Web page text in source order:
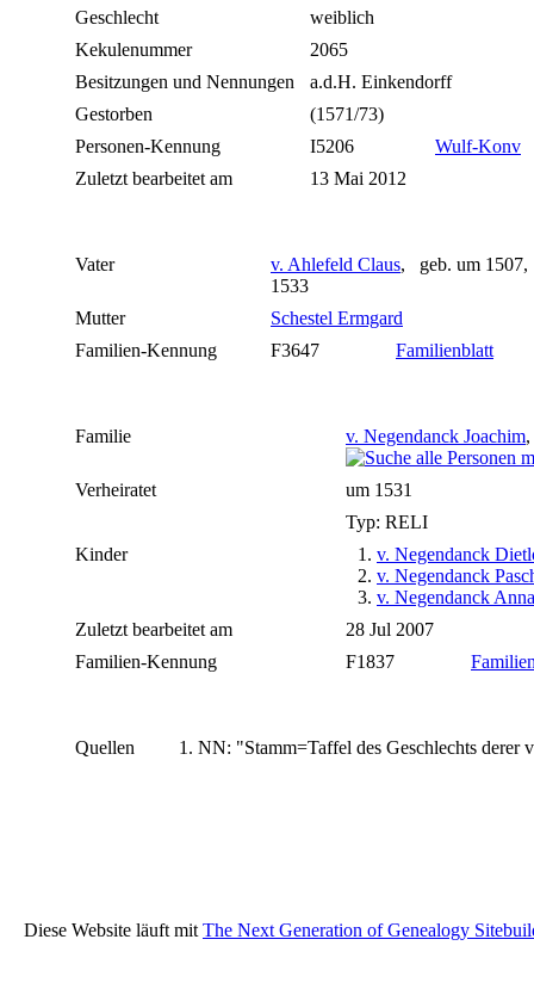
Geschlecht
weiblich
Kekulenummer
2065
Besitzungen und Nennungen
a.d.H. Einkendorff
Gestorben
(1571/73)
Personen-Kennung
I5206
Wulf-Konv
Zuletzt bearbeitet am
13 Mai 2012
Vater v. Ahlefeld Claus, geb. um
1533
Mutter
Schestel Ermgard
Familien-Kennung
F3647 Familienblatt
Familie v. Negendanck Joachim
Verheiratet
um 1531
Typ: RELI
Kinder
1. v. Negendanck
2. v. Negendanck
3. v. Negendanck Anna
Zuletzt bearbeitet am
28 Jul 2007
Familien-Kennung
F1837
Quellen NN: "Stamm=Taffel des Geschlechts derer
Diese Website läuft mit The Next Generation of Genealogy